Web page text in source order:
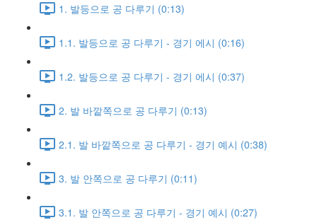
1. 발등으로 공 다루기 (0:13)
1.1. 발등으로 공 다루기 - 경기 에시 (0:16)
1.2. 발등으로 공 다루기 - 경기 에시 (0:37)
2. 발 바깥쪽으로 공 다루기 (0:13)
2.1. 발 바깥쪽으로 공 다루기 - 경기 예시 (0:38)
3. 발 안쪽으로 공 다루기 (0:11)
3.1. 발 안쪽으로 공 다루기 - 경기 예시 (0:27)